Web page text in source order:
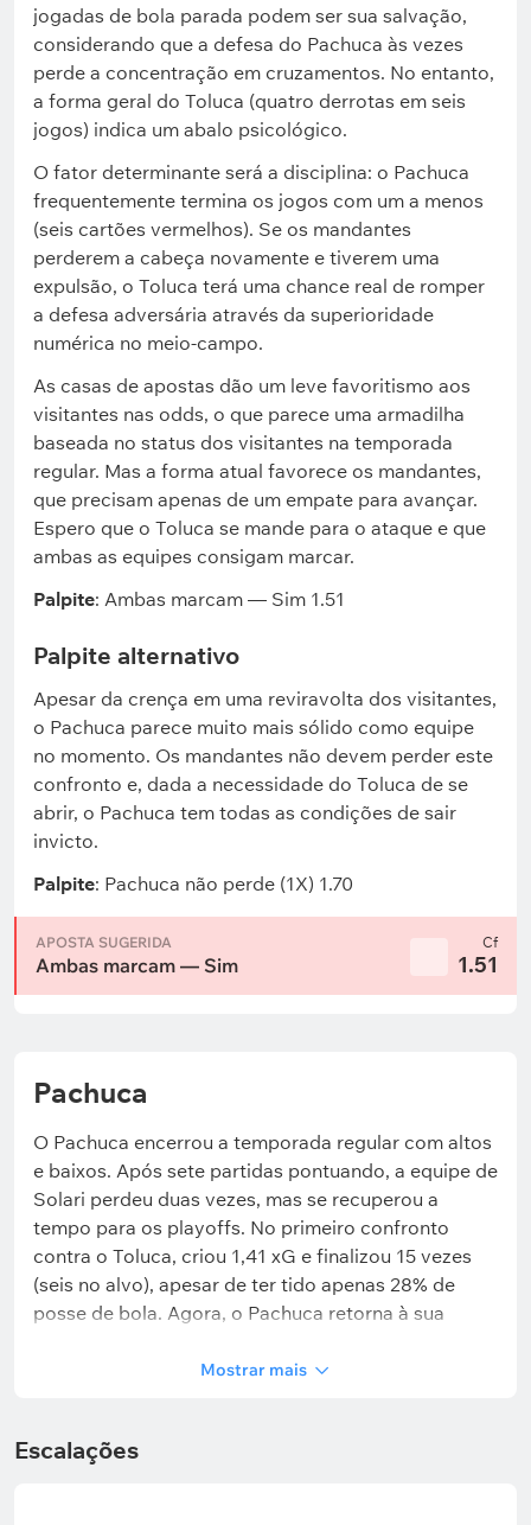
jogadas de bola parada podem ser sua salvação,
considerando que a defesa do Pachuca às vezes
perde a concentração em cruzamentos. No entanto,
a forma geral do Toluca (quatro derrotas em seis
jogos) indica um abalo psicológico.
O fator determinante será a disciplina: o Pachuca
frequentemente termina os jogos com um a menos
(seis cartões vermelhos). Se os mandantes
perderem a cabeça novamente e tiverem uma
expulsão, o Toluca terá uma chance real de romper
a defesa adversária através da superioridade
numérica no meio-campo.
As casas de apostas dão um leve favoritismo aos
visitantes nas odds, o que parece uma armadilha
baseada no status dos visitantes na temporada
regular. Mas a forma atual favorece os mandantes,
que precisam apenas de um empate para avançar.
Espero que o Toluca se mande para o ataque e que
ambas as equipes consigam marcar.
Palpite: Ambas marcam — Sim 1.51
Palpite alternativo
Apesar da crença em uma reviravolta dos visitantes,
o Pachuca parece muito mais sólido como equipe
no momento. Os mandantes não devem perder este
confronto e, dada a necessidade do Toluca de se
abrir, o Pachuca tem todas as condições de sair
invicto.
Palpite: Pachuca não perde (1X) 1.70
APOSTA SUGERIDA
Ambas marcam — Sim
Cf
1.51
Pachuca
O Pachuca encerrou a temporada regular com altos
e baixos. Após sete partidas pontuando, a equipe de
Solari perdeu duas vezes, mas se recuperou a
tempo para os playoffs. No primeiro confronto
contra o Toluca, criou 1,41 xG e finalizou 15 vezes
(seis no alvo), apesar de ter tido apenas 28% de
posse de bola. Agora, o Pachuca retorna à sua
embora tenha sofrido nove gols (a segunda pior
Mostrar mais
Escalações